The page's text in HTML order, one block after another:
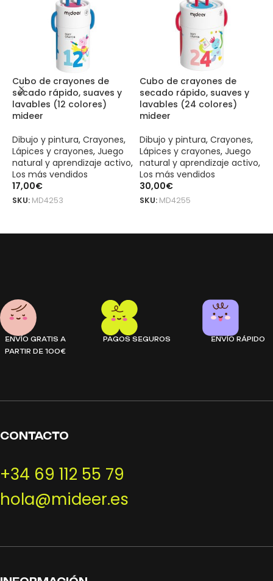
Cubo de crayones de
secado rápido, suaves y
lavables (12 colores)
mideer
Dibujo y pintura, Crayones,
Lápices y crayones, Juego
natural y aprendizaje activo,
Los más vendidos
17,00€
SKU: MD4253
Cubo de crayones de
secado rápido, suaves y
lavables (24 colores)
mideer
Dibujo y pintura, Crayones,
Lápices y crayones, Juego
natural y aprendizaje activo,
Los más vendidos
30,00€
SKU: MD4255
ENVÍO GRATIS A
PARTIR DE 100€
PAGOS SEGUROS ENVÍO RÁPIDO
CONTACTO
+34 69 112 55 79
hola@mideer.es